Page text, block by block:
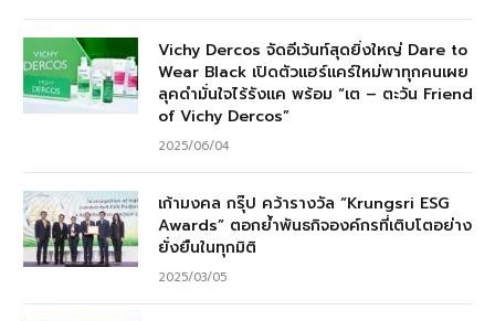
Vichy Dercos จัดอีเว้นท์สุดยิ่งใหญ่ Dare to
Wear Black เปิดตัวแฮร์แคร์ใหม่พาทุกคนเผย
ลุคดำมั่นใจไร้รังแค พร้อม “เต – ตะวัน Friend
of Vichy Dercos”
2025/06/04
เก้ามงคล กรุ๊ป คว้ารางวัล “Krungsri ESG
Awards” ตอกย้ำพันธกิจองค์กรที่เติบโตอย่าง
ยั่งยืนในทุกมิติ
2025/03/05